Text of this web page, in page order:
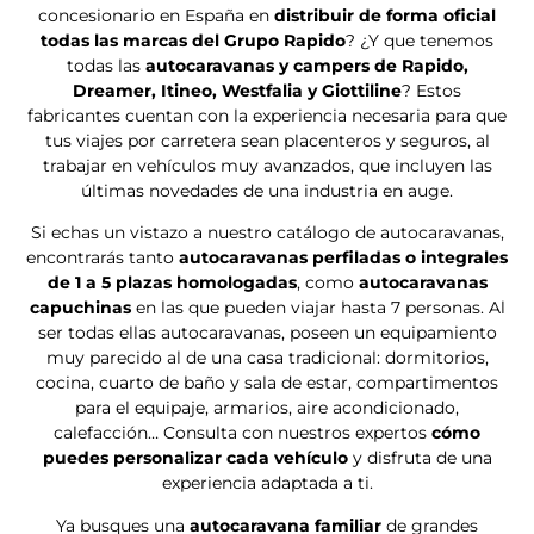
Precio a consultar
Entrega inmediata
Nueva
RAPIDO 666F
140 CV